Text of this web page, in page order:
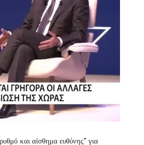
και αίσθημα ευθύνης” για